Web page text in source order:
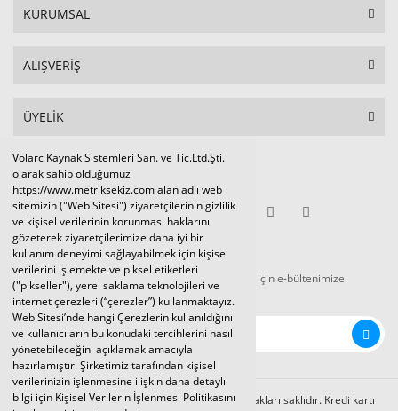
Volarc Kaynak Sistemleri San. ve Tic.Ltd.Şti.
olarak sahip olduğumuz
https://www.metriksekiz.com alan adlı web
sitemizin ("Web Sitesi") ziyaretçilerinin gizlilik
ve kişisel verilerinin korunması haklarını
gözeterek ziyaretçilerimize daha iyi bir
kullanım deneyimi sağlayabilmek için kişisel
verilerini işlemekte ve piksel etiketleri
("pikseller"), yerel saklama teknolojileri ve
internet çerezleri (“çerezler”) kullanmaktayız.
Web Sitesi’nde hangi Çerezlerin kullanıldığını
ve kullanıcıların bu konudaki tercihlerini nasıl
yönetebileceğini açıklamak amacıyla
hazırlamıştır. Şirketimiz tarafından kişisel
verilerinizin işlenmesine ilişkin daha detaylı
bilgi için Kişisel Verilerin İşlenmesi Politikasını
KURUMSAL
ALIŞVERİŞ
ÜYELİK
E-BÜLTEN
Tüm kampanya ve duyurulardan haberdar olmak için e-bültenimize
kaydolunuz.
Volarc Kaynak Sistemleri Ltd.Şti. 2024 © Tüm hakları saklıdır. Kredi kartı